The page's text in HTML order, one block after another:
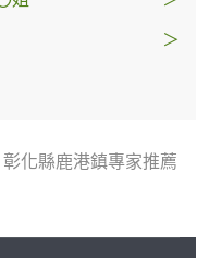
＞
彰化縣鹿港鎮專家推薦